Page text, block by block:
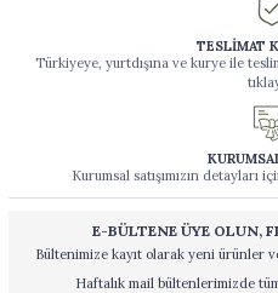
TESLİMAT
Türkiyeye, yurtdışına ve kurye ile
Kurumsal satışımızın detayları
E-BÜLTENE ÜYE OLUN,
Bültenimize kayıt olarak yeni ürünler
Haftalık mail bültenlerimizde